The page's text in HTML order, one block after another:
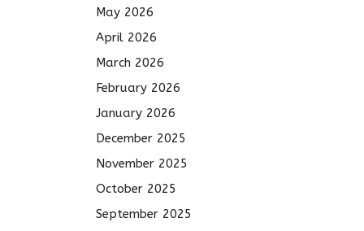
May 2026
April 2026
March 2026
February 2026
January 2026
December 2025
November 2025
October 2025
September 2025